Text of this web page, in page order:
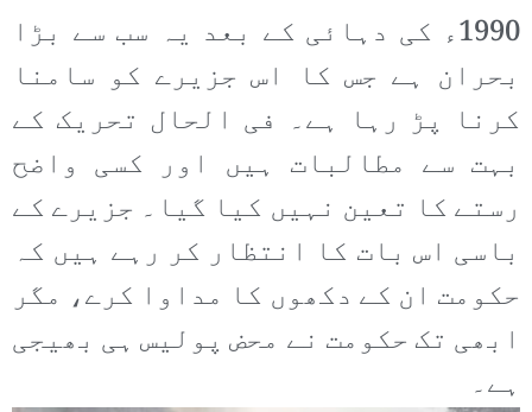
1990ء کی دہائی کے بعد یہ سب سے بڑا
بحران ہے جس کا اس جزیرے کو سامنا
کرنا پڑ رہا ہے۔ فی الحال تحریک کے
بہت سے مطالبات ہیں اور کسی واضح
رستے کا تعین نہیں کیا گیا۔ جزیرے کے
باسی اس بات کا انتظار کر رہے ہیں کہ
حکومت ان کے دکھوں کا مداوا کرے، مگر
ابھی تک حکومت نے محض پولیس ہی بھیجی
ہے۔